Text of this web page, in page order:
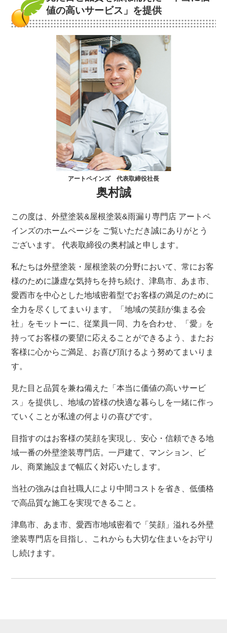
値の高いサービス」を提供
アートペインズ 代表取締役社長
奥村誠
この度は、外壁塗装&屋根塗装&雨漏り専門店 アートペ
インズのホームページを ご覧いただき誠にありがとう
ございます。 代表取締役の奥村誠と申します。
私たちは外壁塗装・屋根塗装の分野において、常にお客
様のために謙虚な気持ちを持ち続け、津島市、あま市、
愛西市を中心とした地域密着型でお客様の満足のために
全力を尽くしてまいります。「地域の笑顔が集まる会
社」をモットーに、従業員一同、力を合わせ、「愛」を
持ってお客様の要望に応えることができるよう、またお
客様に心からご満足、お喜び頂けるよう努めてまいりま
す。
見た目と品質を兼ね備えた「本当に価値の高いサービ
ス」を提供し、地域の皆様の快適な暮らしを一緒に作っ
ていくことが私達の何よりの喜びです。
目指すのはお客様の笑顔を実現し、安心・信頼できる地
域一番の外壁塗装専門店。一戸建て、マンション、ビ
ル、商業施設まで幅広く対応いたします。
当社の強みは自社職人により中間コストを省き、低価格
で高品質な施工を実現できること。
津島市、あま市、愛西市地域密着で「笑顔」溢れる外壁
塗装専門店を目指し、これからも大切な住まいをお守り
し続けます。